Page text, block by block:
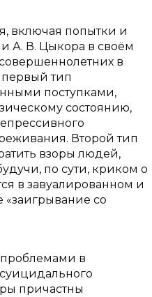
включая попытки и
А. В. Цыкора в своём
в
тип
поступками,
состоянию,
Второй тип
взоры людей,
по сути, криком о
в завуалированном и
со
проблемами в
причастны